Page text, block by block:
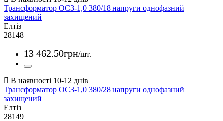
Трансформатор ОСЗ-1,0 380/18 напруги однофазний
захищений
Елтіз
28148
13 462.50грн/шт.
Трансформатор ОСЗ-1,0 380/28 напруги однофазний
захищений
Елтіз
28149